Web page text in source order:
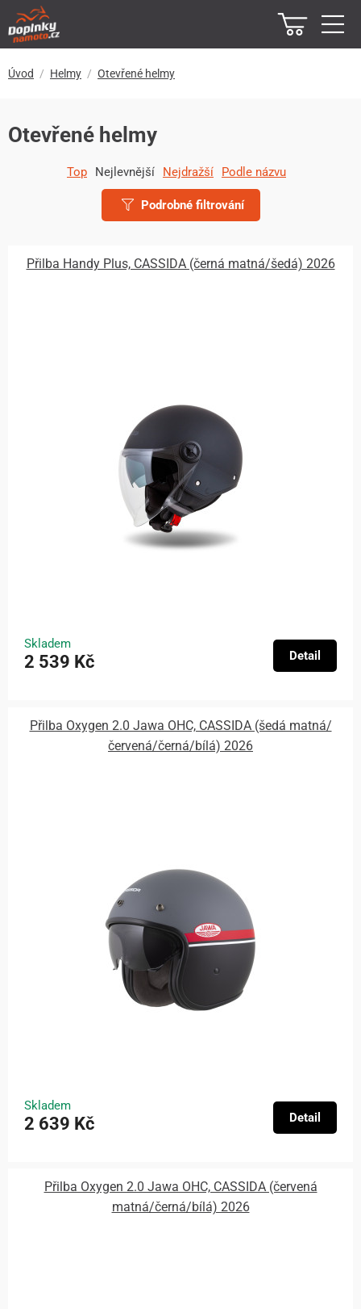
Úvod Helmy Otevřené helmy
Otevřené helmy
Top Nejlevnější Nejdražší Podle názvu
Podrobné filtrování
Přilba Handy Plus, CASSIDA (černá matná/šedá) 2026
Skladem
2 539 Kč Detail
Přilba Oxygen 2.0 Jawa OHC, CASSIDA (šedá matná/
červená/černá/bílá) 2026
Skladem
2 639 Kč Detail
Přilba Oxygen 2.0 Jawa OHC, CASSIDA (červená
matná/černá/bílá) 2026